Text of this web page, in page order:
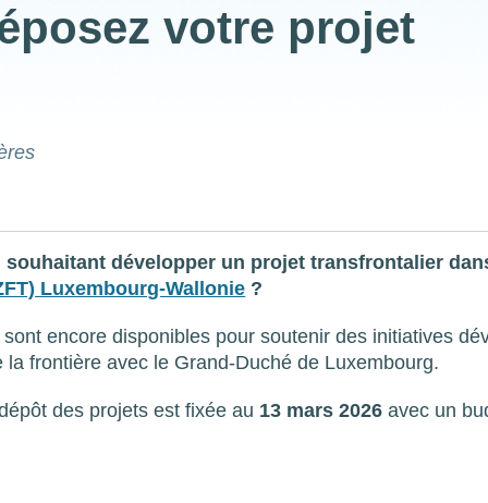
votre projet
développer un projet transfrontalier
Luxembourg-Wallonie ?
encore disponibles pour soutenir des initiatives
frontière avec le Grand-Duché de Luxembourg.
des projets est fixée au 13 mars 2026avec un